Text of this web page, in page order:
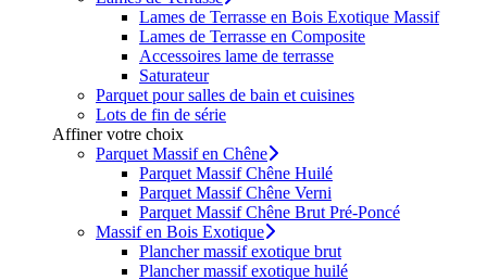
Lames de Terrasse en Bois Exotique Massif
Lames de Terrasse en Composite
Accessoires lame de terrasse
Saturateur
Parquet pour salles de bain et cuisines
Lots de fin de série
Affiner votre choix
Parquet Massif en Chêne
Parquet Massif Chêne Huilé
Parquet Massif Chêne Verni
Parquet Massif Chêne Brut Pré-Poncé
Massif en Bois Exotique
Plancher massif exotique brut
Plancher massif exotique huilé